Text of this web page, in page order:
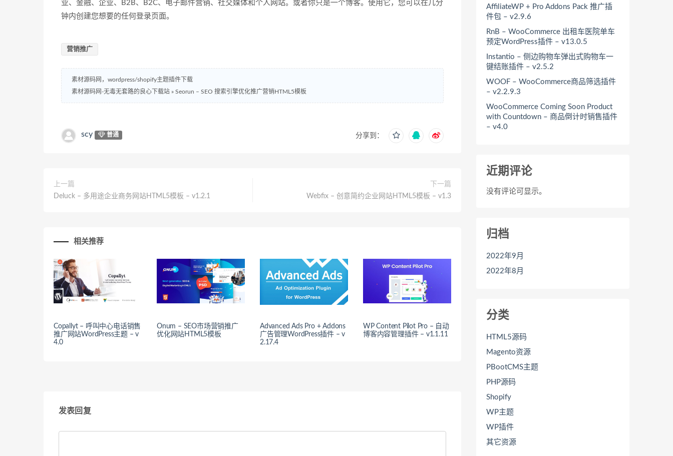
业、金融、企业、B2B、B2C、电子邮件营销、社交媒体和个人网站。或者你只是一个博客。使用它，您可以在几分
钟内创建您想要的任何登录页面。
营销推广
素材源码网，wordpress/shopify主题插件下载
素材源码网-无毒无套路的良心下载站 » Seorun – SEO 搜索引擎优化推广营销HTML5模板
scy 普通 分享到：
上一篇
Deluck – 多用途企业商务网站HTML5模板 – v1.2.1
下一篇
Webfix – 创意简约企业网站HTML5模板 – v1.3
相关推荐
Copallyt – 呼叫中心电话销售
推广网站WordPress主题 – v
4.0
Onum – SEO市场营销推广
优化网站HTML5模板
Advanced Ads Pro + Addons
广告管理WordPress插件 – v
2.17.4
WP Content Pilot Pro – 自动
博客内容管理插件 – v1.1.11
发表回复
AffiliateWP + Pro Addons Pack 推广插
件包 – v2.9.6
RnB – WooCommerce 出租车医院单车
预定WordPress插件 – v13.0.5
Instantio – 侧边购物车弹出式购物车一
键结账插件 – v2.5.2
WOOF – WooCommerce商品筛选插件
– v2.2.9.3
WooCommerce Coming Soon Product
with Countdown – 商品倒计时销售插件
– v4.0
近期评论
没有评论可显示。
归档
2022年9月
2022年8月
分类
HTML5源码
Magento资源
PBootCMS主题
PHP源码
Shopify
WP主题
WP插件
其它资源